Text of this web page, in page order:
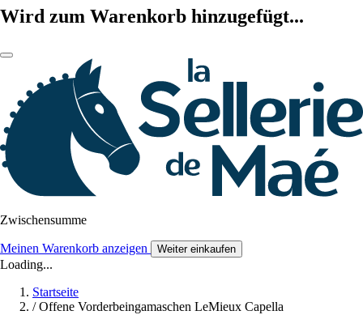
Wird zum Warenkorb hinzugefügt...
Zwischensumme
Meinen Warenkorb anzeigen Weiter einkaufen
Loading...
Startseite
/ Offene Vorderbeingamaschen LeMieux Capella